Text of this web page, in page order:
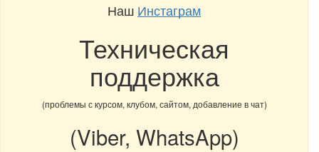
Наш Инстаграм
Техническая
поддержка
(проблемы с курсом, клубом, сайтом, добавление в чат)
(Viber, WhatsApp)